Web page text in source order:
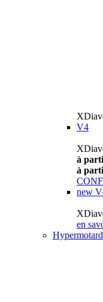
V4
à
à
new
en
Hypermotard